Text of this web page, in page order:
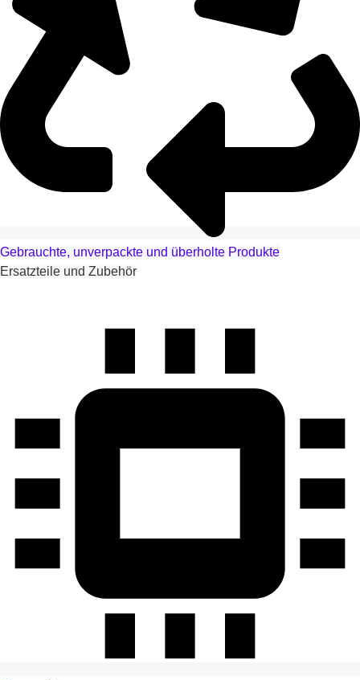
Gebrauchte, unverpackte und überholte Produkte
Ersatzteile und Zubehör